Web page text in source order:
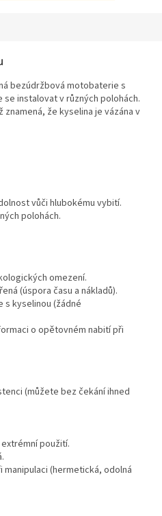
bezúdržbová motobaterie s
instalovat v různých polohách.
že kyselina je vázána v
vůči hlubokému vybití.
polohách.
omezení.
(úspora času a nákladů).
s kyselinou (žádné
o opětovném nabití při
(můžete bez čekání ihned
použití.
(hermetická, odolná